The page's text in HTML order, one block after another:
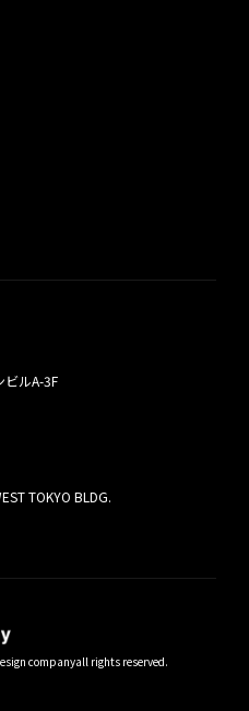
ルA-3F
TOKYO BLDG.
companyall rights reserved.